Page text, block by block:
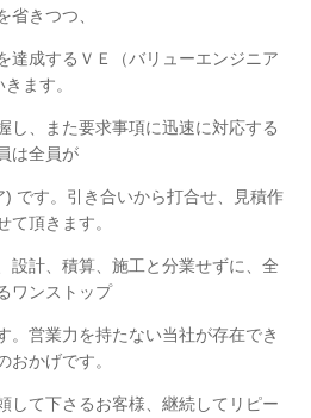
省きつつ、
達成するＶＥ（バリューエンジニア
ます。
し、また要求事項に迅速に対応する
は全員が
です。引き合いから打合せ、見積作
て頂きます。
設計、積算、施工と分業せずに、全
ワンストップ
。営業力を持たない当社が存在でき
おかげです。
して下さるお客様、継続してリピー